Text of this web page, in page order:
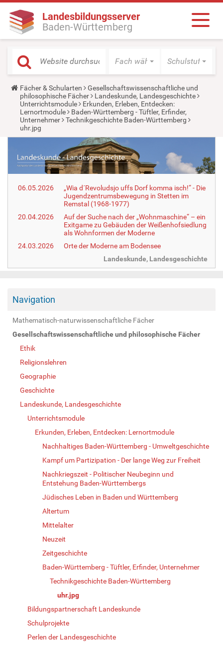
Landesbildungsserver
Baden-Württemberg
Fach wählen Schulstufe
Y
o
u
a
r
e
h
e
:
Fächer & Schularten
Gesellschaftswissenschaftliche und
philosophische Fächer
Landeskunde, Landesgeschichte
Unterrichtsmodule
Erkunden, Erleben, Entdecken:
Lernortmodule
Baden-Württemberg - Tüftler, Erfinder,
Unternehmer
Technikgeschichte Baden-Württemberg
uhr.jpg
06.05.2026
„Wia d´Revoludsjo uffs Dorf komma isch!“ - Die
Jugendzentrumsbewegung in Stetten im
Remstal (1968-1977)
20.04.2026
Auf der Suche nach der „Wohnmaschine“ – ein
Exitgame zu Gebäuden der Weißenhofsiedlung
als Wohnformen der Moderne
24.03.2026
Orte der Moderne am Bodensee
Landeskunde, Landesgeschichte
Navigation
Mathematisch-naturwissenschaftliche Fächer
Gesellschaftswissenschaftliche und philosophische Fächer
Ethik
Religionslehren
Geographie
Geschichte
Landeskunde, Landesgeschichte
Unterrichtsmodule
Erkunden, Erleben, Entdecken: Lernortmodule
Nachhaltiges Baden-Württemberg - Umweltgeschichte
Kampf um Partizipation - Der lange Weg zur Freiheit
Nachkriegszeit - Politischer Neubeginn und
Entstehung Baden-Württembergs
Jüdisches Leben in Baden und Württemberg
Altertum
Mittelalter
Neuzeit
Zeitgeschichte
Baden-Württemberg - Tüftler, Erfinder, Unternehmer
Technikgeschichte Baden-Württemberg
uhr.jpg
Bildungspartnerschaft Landeskunde
Schulprojekte
Perlen der Landesgeschichte